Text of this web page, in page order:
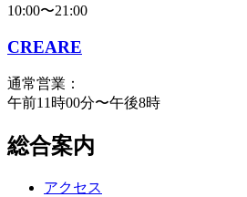
10:00〜21:00
CREARE
通常営業：
午前11時00分〜午後8時
総合案内
アクセス